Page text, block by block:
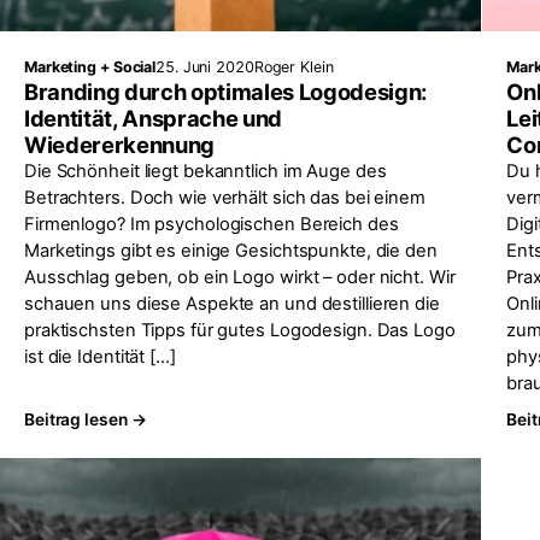
Marketing + Social25. Juni 2020Roger Klein
Branding durch optimales Logodesign:
Identität, Ansprache und
Wiedererkennung
Die Schönheit liegt bekanntlich im Auge des
Betrachters. Doch wie verhält sich das bei einem
Firmenlogo? Im psychologischen Bereich des
Marketings gibt es einige Gesichtspunkte, die den
Ausschlag geben, ob ein Logo wirkt – oder nicht. Wir
schauen uns diese Aspekte an und destillieren die
praktischsten Tipps für gutes Logodesign. Das Logo
ist die Identität […]
Beitrag lesen →
Du